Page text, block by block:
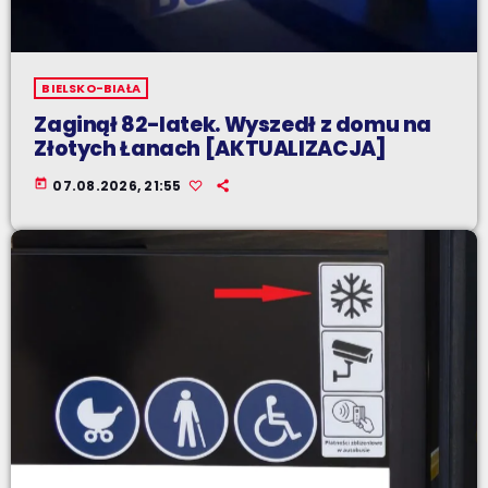
BIELSKO-BIAŁA
Zaginął 82-latek. Wyszedł z domu na
Złotych Łanach [AKTUALIZACJA]
today 07.08.2026, 21:55